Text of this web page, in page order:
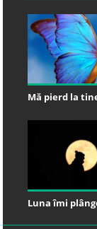
Mă pierd la
Luna îmi